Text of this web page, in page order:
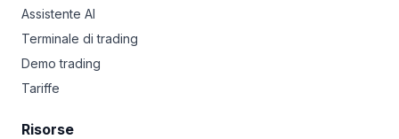
Assistente AI
Terminale di trading
Demo trading
Tariffe
Risorse